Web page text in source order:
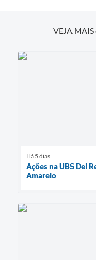
VEJA
Há 5 dias
Ações na UBS Del
Amarelo